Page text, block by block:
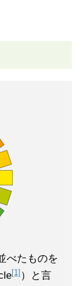
べたものを
[1] ）と言